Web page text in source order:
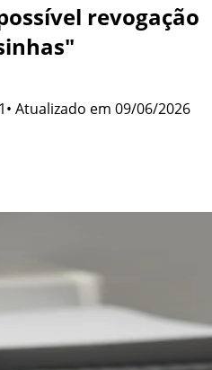
revogação
• Atualizado em 09/06/2026